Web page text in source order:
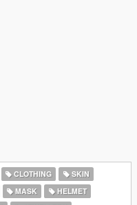
CLOTHING
SKIN
MASK
HELMET